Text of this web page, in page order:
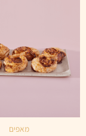
מאפים